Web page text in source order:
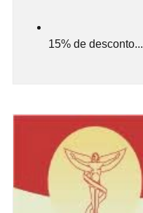
15% de desconto...